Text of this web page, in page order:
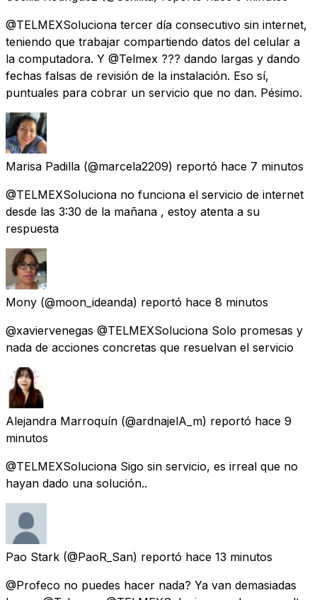
@TELMEXSoluciona tercer día consecutivo sin internet,
teniendo que trabajar compartiendo datos del celular a
la computadora. Y @Telmex ??? dando largas y dando
fechas falsas de revisión de la instalación. Eso sí,
puntuales para cobrar un servicio que no dan. Pésimo.
Marisa Padilla (@marcela2209) reportó hace 7 minutos
@TELMEXSoluciona no funciona el servicio de internet
desde las 3:30 de la mañana , estoy atenta a su
respuesta
Mony (@moon_ideanda) reportó hace 8 minutos
@xaviervenegas @TELMEXSoluciona Solo promesas y
nada de acciones concretas que resuelvan el servicio
Alejandra Marroquín (@ardnajelA_m) reportó hace 9
minutos
@TELMEXSoluciona Sigo sin servicio, es irreal que no
hayan dado una solución..
Pao Stark (@PaoR_San) reportó hace 13 minutos
@Profeco no puedes hacer nada? Ya van demasiadas